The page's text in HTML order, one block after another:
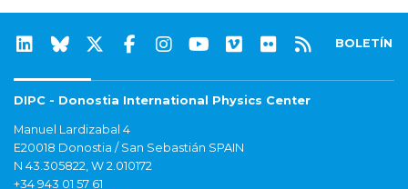
BOLETÍN
DIPC - Donostia International Physics Center
Manuel Lardizabal 4
E20018 Donostia / San Sebastián SPAIN
N 43.305822, W 2.010172
+34 943 01 57 61